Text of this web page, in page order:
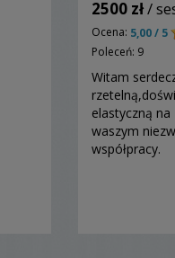
2500 zł/
Ocena: 5,00 / 5
Poleceń: 9
Witam
elastyczną
waszym
współpracy.